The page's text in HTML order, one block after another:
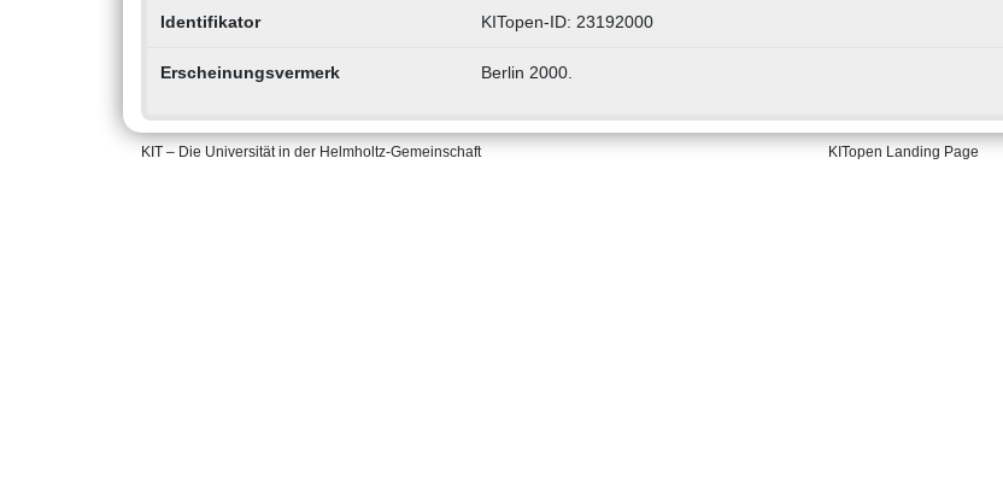
Identifikator KITopen-ID: 23192000
Erscheinungsvermerk Berlin 2000.
KIT – Die Universität in der Helmholtz-Gemeinschaft KITopen Landing Page